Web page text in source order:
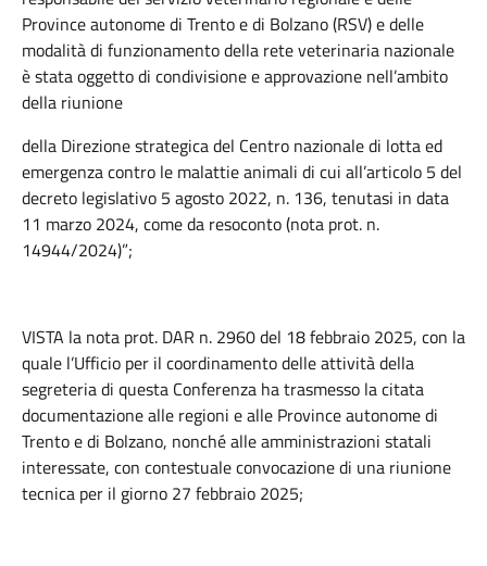
Province autonome di Trento e di Bolzano (RSV) e delle
modalità di funzionamento della rete veterinaria nazionale
è stata oggetto di condivisione e approvazione nell’ambito
della riunione
della Direzione strategica del Centro nazionale di lotta ed
emergenza contro le malattie animali di cui all’articolo 5 del
decreto legislativo 5 agosto 2022, n. 136, tenutasi in data
11 marzo 2024, come da resoconto (nota prot. n.
14944/2024)”;
VISTA la nota prot. DAR n. 2960 del 18 febbraio 2025, con la
quale l’Ufficio per il coordinamento delle attività della
segreteria di questa Conferenza ha trasmesso la citata
documentazione alle regioni e alle Province autonome di
Trento e di Bolzano, nonché alle amministrazioni statali
interessate, con contestuale convocazione di una riunione
tecnica per il giorno 27 febbraio 2025;